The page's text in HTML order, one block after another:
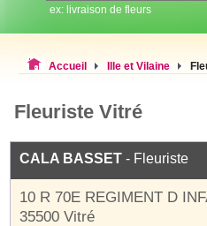
ex: livraison de fleurs
Accueil Ille et Vilaine
Fleuriste Vitré
CALA BASSET - Fleuriste
10 R 70E REGIMENT D
35500 Vitré